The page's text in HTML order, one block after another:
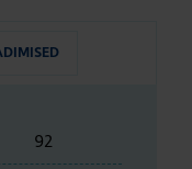
92